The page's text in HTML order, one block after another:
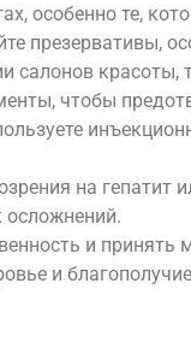
особенно те,
презервативы,
салонов
чтобы
на
осложнений.
и
и